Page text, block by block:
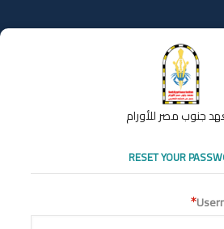
جنوب مصر للأورام
RESET YOUR